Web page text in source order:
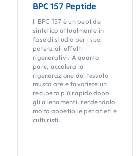
BPC 157 Peptide
Il BPC 157 è un peptide
sintetico attualmente in
fase di studio per i suoi
potenziali effetti
rigenerativi. A quanto
pare, accelera la
rigenerazione del tessuto
muscolare e favorisce un
recupero più rapido dopo
gli allenamenti, rendendolo
molto appetibile per atleti e
culturisti.